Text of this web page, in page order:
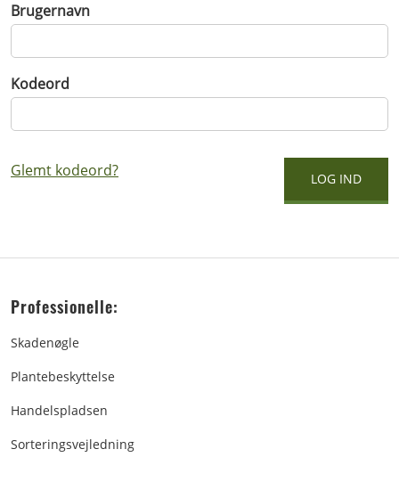
Brugernavn
Kodeord
Glemt kodeord?
Professionelle:
Skadenøgle
Plantebeskyttelse
Handelspladsen
Sorteringsvejledning